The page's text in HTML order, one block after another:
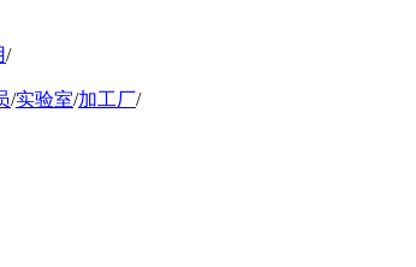
/
/实验室/加工厂/